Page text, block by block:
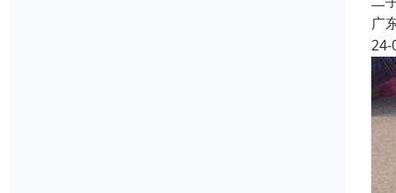
广
24-